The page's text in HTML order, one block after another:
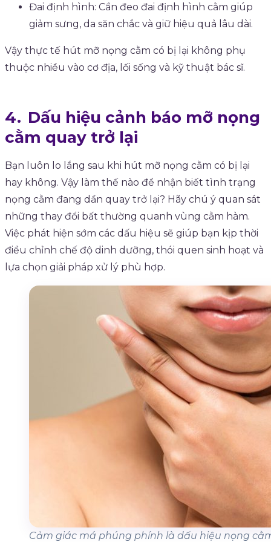
Đai định hình: Cần đeo đai định hình cằm giúp
giảm sưng, da săn chắc và giữ hiệu quả lâu dài.
Vậy thực tế hút mỡ nọng cằm có bị lại không phụ
thuộc nhiều vào cơ địa, lối sống và kỹ thuật bác sĩ.
Dấu hiệu cảnh báo mỡ nọng
cằm quay trở lại
Bạn luôn lo lắng sau khi hút mỡ nọng cằm có bị lại
hay không. Vậy làm thế nào để nhận biết tình trạng
nọng cằm đang dần quay trở lại? Hãy chú ý quan sát
những thay đổi bất thường quanh vùng cằm hàm.
Việc phát hiện sớm các dấu hiệu sẽ giúp bạn kịp thời
điều chỉnh chế độ dinh dưỡng, thói quen sinh hoạt và
lựa chọn giải pháp xử lý phù hợp.
Cảm giác má phúng phính là dấu hiệu nọng